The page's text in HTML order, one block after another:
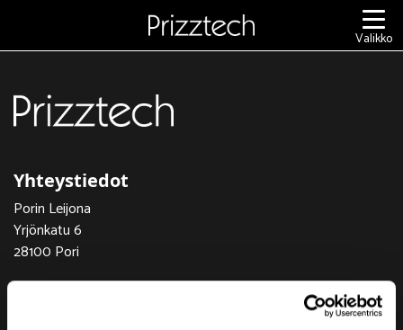
Valikko
Yhteystiedot
Porin Leijona
Yrjönkatu 6
28100 Pori
Vaihde (02) 620 5300